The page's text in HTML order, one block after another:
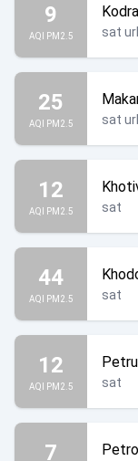
9
AQI PM2.5
Kodra
sat
25
AQI PM2.5 sat
12
AQI PM2.5 sat
44
AQI PM2.5 sat
12
AQI PM2.5 sat
7